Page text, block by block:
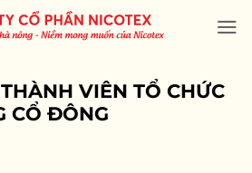
VIÊN TỔ CHỨC
CỔ ĐÔNG